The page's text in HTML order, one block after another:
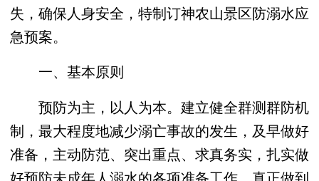
失，确保人身安全，特制订神农山景区防溺水应
急预案。
一、基本原则
预防为主，以人为本。建立健全群测群防机
制，最大程度地减少溺亡事故的发生，及早做好
准备，主动防范、突出重点、求真务实，扎实做